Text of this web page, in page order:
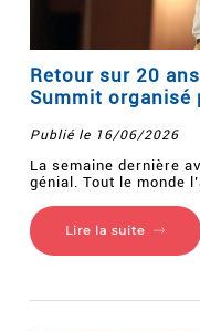
Retour sur 20
Summit organisé
Publié le 16/06/2026
La semaine dernière
génial. Tout le monde
Lire la suite